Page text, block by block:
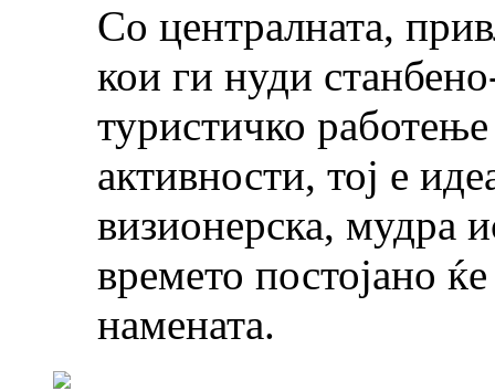
Со централната,
кои ги нуди
туристичко
активности, тој е
визионерска, мудра
времето постојано
намената.